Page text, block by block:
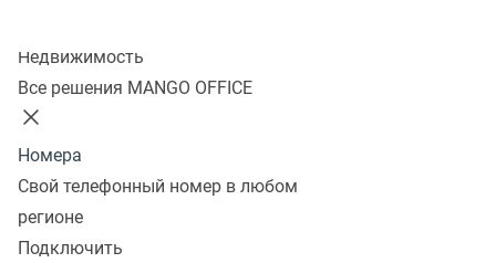
Недвижимость
Все решения MANGO OFFICE
Номера
Свой телефонный номер в любом
регионе
Подключить
Настройка интеграции
ВАТС и IDENT
Обзор
Как настроить интеграцию